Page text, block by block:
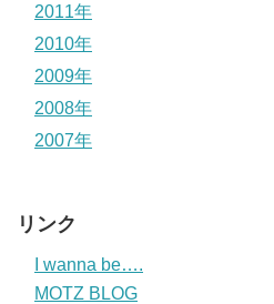
2011年
2010年
2009年
2008年
2007年
リンク
I wanna be….
MOTZ BLOG